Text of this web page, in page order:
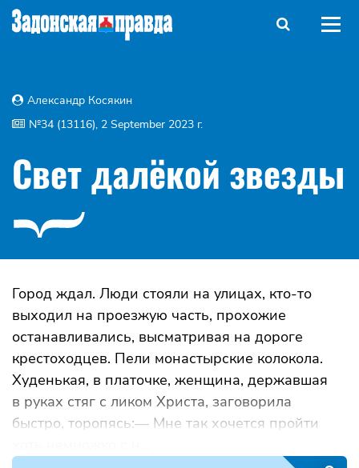
Александр Косякин
№34 (13116), 2 September 2023 г.
Свет далёкой звезды
Город ждал. Люди стояли на улицах, кто-то
выходил на проезжую часть, прохожие
останавливались, высматривая на дороге
крестоходцев. Пели монастырские колокола.
Худенькая, в платочке, женщина, державшая
в руках стяг с ликом Христа, заговорила
быстро, торопясь:— Мне так хочется пройти